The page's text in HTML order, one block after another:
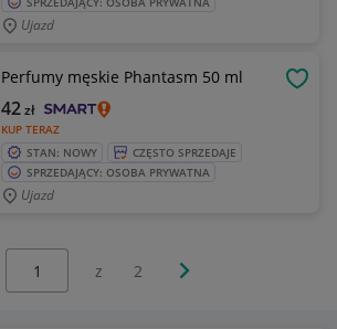
Ujazd
Perfumy męskie Phantasm 50 ml
KUP TERAZ
42zł
STAN: NOWY
CZĘSTO SPRZEDAJE
SPRZEDAJĄCY: OSOBA PRYWATNA
Ujazd
z 2 Następna strona